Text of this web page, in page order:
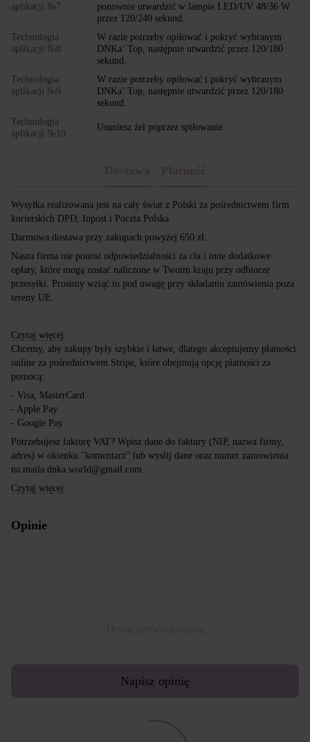
aplikacji №7
ponownie utwardzić w lampie LED/UV 48/36 W
przez 120/240 sekund.
Technologia
aplikacji №8
W razie potrzeby opiłować i pokryć wybranym
DNKa’ Top, następnie utwardzić przez 120/180
sekund.
Technologia
aplikacji №9
W razie potrzeby opiłować i pokryć wybranym
DNKa’ Top, następnie utwardzić przez 120/180
sekund.
Technologia
aplikacji №10
Usuniesz żel poprzez spiłowanie.
Wysyłka realizowana jest na cały świat z Polski za pośrednictwem firm
kurierskich DPD, Inpost i Poczta Polska.
Darmowa dostawa przy zakupach powyżej 650 zł.
Nasza firma nie ponosi odpowiedzialności za cła i inne dodatkowe
opłaty, które mogą zostać naliczone w Twoim kraju przy odbiorze
przesyłki. Prosimy wziąć to pod uwagę przy składaniu zamówienia poza
tereny UE.
Czytaj więcej
Chcemy, aby zakupy były szybkie i łatwe, dlatego akceptujemy płatności
online za pośrednictwem Stripe, które obejmują opcję płatności za
pomocą:
- Visa, MasterCard
- Apple Pay
- Google Pay
Potrzebujesz fakturę VAT? Wpisz dane do faktury (NIP, nazwa firmy,
adres) w okienku "komentarz" lub wyslij dane oraz numer zamowienia
na maila dnka.world@gmail.com
Czytaj więcej
Opinie
Napisz opinię